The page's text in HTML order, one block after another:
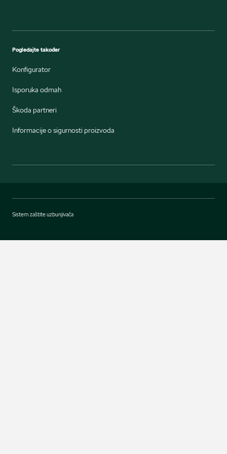
Pogledajte također
Konfigurator
Isporuka odmah
Škoda partneri
Informacije o sigurnosti proizvoda
Sistem zaštite uzbunjivača